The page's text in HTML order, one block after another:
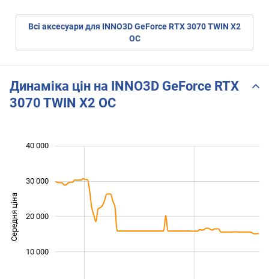
Всі аксесуари для INNO3D GeForce RTX 3070 TWIN X2
OC
Динаміка цін на INNO3D GeForce RTX
3070 TWIN X2 OC
Середня ціна 10 000
10 000
20 000
30 000
40 000